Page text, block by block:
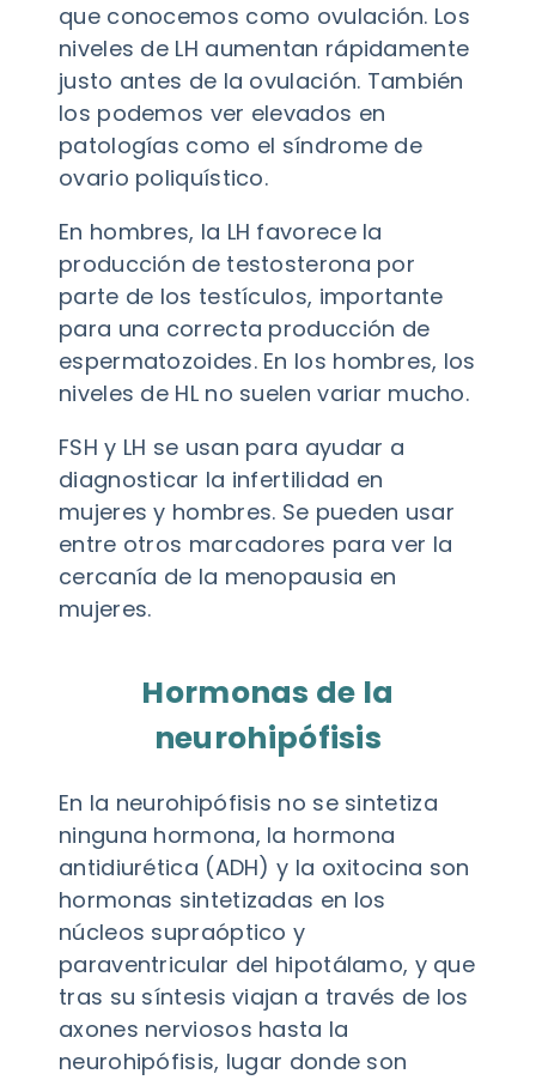
que conocemos como ovulación. Los
niveles de LH aumentan rápidamente
justo antes de la ovulación. También
los podemos ver elevados en
patologías como el síndrome de
ovario poliquístico.
En hombres, la LH favorece la
producción de testosterona por
parte de los testículos, importante
para una correcta producción de
espermatozoides. En los hombres, los
niveles de HL no suelen variar mucho.
FSH y LH se usan para ayudar a
diagnosticar la infertilidad en
mujeres y hombres. Se pueden usar
entre otros marcadores para ver la
cercanía de la menopausia en
mujeres.
Hormonas de la
neurohipófisis
En la neurohipófisis no se sintetiza
ninguna hormona, la hormona
antidiurética (ADH) y la oxitocina son
hormonas sintetizadas en los
núcleos supraóptico y
paraventricular del hipotálamo, y que
tras su síntesis viajan a través de los
axones nerviosos hasta la
neurohipófisis, lugar donde son